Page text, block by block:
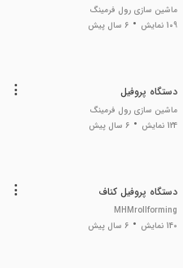
ماشین سازی رول فرمینگ
109 نمایش
6 سال پیش
دستگاه پروفیل
ماشین سازی رول فرمینگ
124 نمایش
6 سال پیش
دستگاه پروفیل کناف
MHMrollforming
140 نمایش
6 سال پیش